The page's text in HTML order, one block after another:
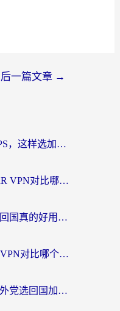
后一篇文章 →
海外党必看：除了回国VPS，这样选加速器也能无缝刷国内资源？
迅游VPN好用吗？和UfunR VPN对比哪个回国效果更好？海外党亲测避坑指南
海外党必看：腾讯云翻墙回国真的好用吗？+ 3步选对回国加速器指南
穿梭VPN好用吗？和当归VPN对比哪个回国效果更好？海外党亲测实用指南
穿梭和六毫秒哪个好？海外党选回国加速器的避坑指南，附番茄加速器实测